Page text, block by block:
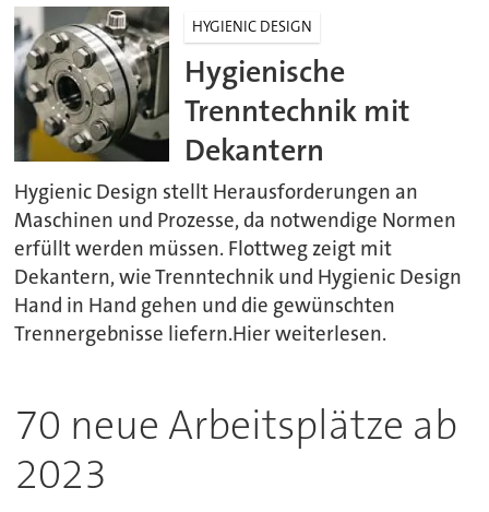
HYGIENIC DESIGN
Hygienische
Trenntechnik mit
Dekantern
Hygienic Design stellt Herausforderungen an
Maschinen und Prozesse, da notwendige Normen
erfüllt werden müssen. Flottweg zeigt mit
Dekantern, wie Trenntechnik und Hygienic Design
Hand in Hand gehen und die gewünschten
Trennergebnisse liefern.Hier weiterlesen.
70 neue Arbeitsplätze ab
2023